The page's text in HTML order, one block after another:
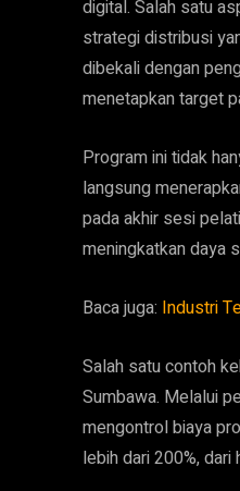
digital. Salah satu
strategi distribusi
dibekali dengan
menetapkan target
Program ini tidak
langsung
pada akhir sesi
meningkatkan daya
Baca juga: Industri
Salah satu contoh
Sumbawa. Melalui
mengontrol biaya
lebih dari 200%,